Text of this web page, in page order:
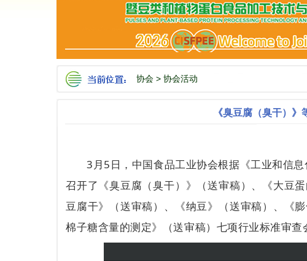
协会 > 协会活动
《臭豆腐（臭干）
3月5日，中国食品工业协会根据《工业和信
召开了《臭豆腐（臭干）》（送审稿）、《大豆
豆腐干》（送审稿）、《纳豆》（送审稿）、《
棉子糖含量的测定》（送审稿）七项行业标准审查